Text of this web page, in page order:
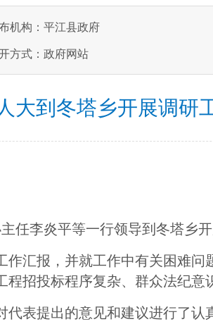
机构：平江县政府
方式：政府网站
大到冬塔乡开展调研
任李炎平等一行领导到冬塔乡开
汇报，并就工作中有关困难
招投标程序复杂、群众法纪意
表提出的意见和建议进行了